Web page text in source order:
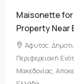
For
a 4,000